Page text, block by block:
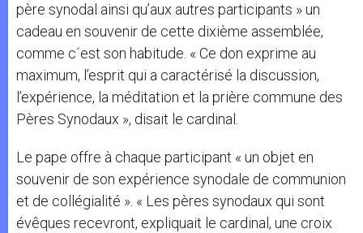
père synodal ainsi qu’aux autres participants » un
cadeau en souvenir de cette dixième assemblée,
comme c´est son habitude. « Ce don exprime au
maximum, l’esprit qui a caractérisé la discussion,
l’expérience, la méditation et la prière commune des
Pères Synodaux », disait le cardinal.
Le pape offre à chaque participant « un objet en
souvenir de son expérience synodale de communion
et de collégialité ». « Les pères synodaux qui sont
évêques recevront, expliquait le cardinal, une croix